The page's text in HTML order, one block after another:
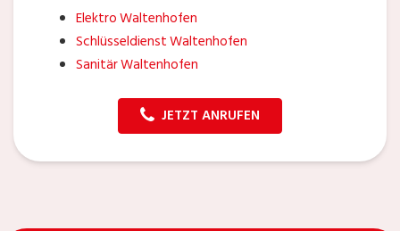
Elektro Waltenhofen
Schlüsseldienst Waltenhofen
Sanitär Waltenhofen
JETZT ANRUFEN